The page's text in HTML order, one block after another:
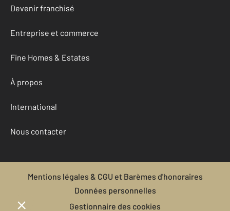
Devenir franchisé
Entreprise et commerce
Fine Homes & Estates
À propos
International
Nous contacter
Mentions légales & CGU et Barèmes d'honoraires
Données personnelles
Gestionnaire des cookies